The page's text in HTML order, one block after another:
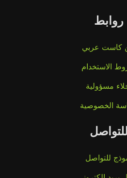
روابط
كاست عربي
الاستخدام
مسؤولية
الخصوصية
للتواصل
للتواصل